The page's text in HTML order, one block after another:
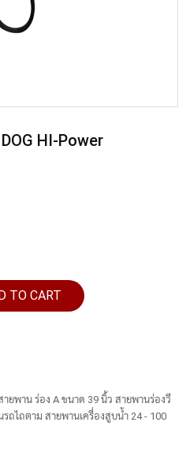
HI-Power
TO CART
ายพาน ร่อง A ขนาด 39 นิ้ว สายพานร่องวี
ถไถตาม สายพานเครื่องสูบน้ำ 24 - 100